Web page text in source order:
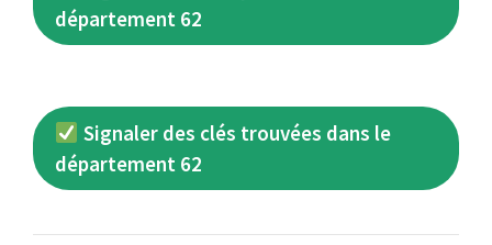
département 62
Signaler des clés trouvées dans le
département 62